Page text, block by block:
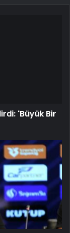
'Büyük Bir